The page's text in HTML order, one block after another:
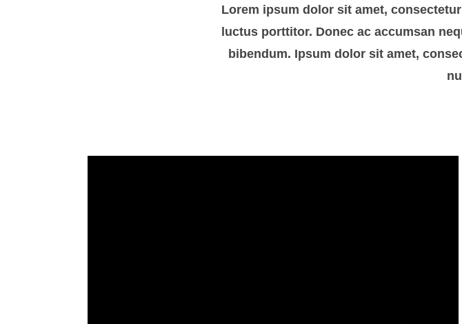
Lorem ipsum dolor sit amet,
luctus porttitor. Donec ac accumsan
bibendum. Ipsum dolor sit amet,